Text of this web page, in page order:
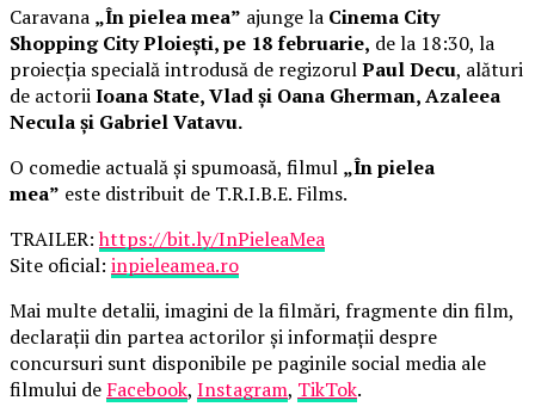
Caravana „În pielea mea” ajunge la Cinema City
Shopping City Ploiești, pe 18 februarie, de la 18:30, la
proiecția specială introdusă de regizorulPaul Decu, alături
de actoriiIoana State, Vlad și Oana Gherman, Azaleea
Necula și Gabriel Vatavu.
O comedie actuală și spumoasă, filmul „În pielea
mea” este distribuit de T.R.I.B.E. Films.
TRAILER:https://bit.ly/InPieleaMea
Site oficial: inpieleamea.ro
Mai multe detalii, imagini de la filmări, fragmente din film,
declarații din partea actorilor și informații despre
concursuri sunt disponibile pe paginile social media ale
filmului de Facebook, Instagram, TikTok.